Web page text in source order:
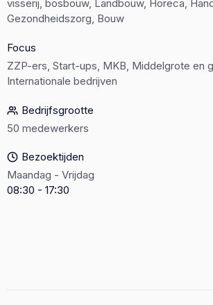
visserij, bosbouw, Landbouw, Horeca,
Gezondheidszorg, Bouw
Focus
ZZP-ers, Start-ups, MKB, Middelgrote en
Internationale bedrijven
Bedrijfsgrootte
50 medewerkers
Bezoektijden
Maandag - Vrijdag
08:30 - 17:30